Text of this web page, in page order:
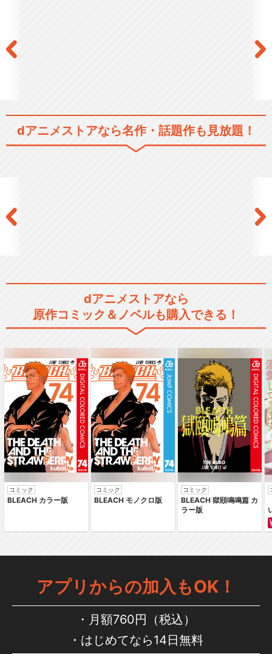
dアニメストアなら名作・話題作も見放題！
dアニメストアなら
原作コミック＆ノベルも購入できる！
コミック
BLEACH カラー版
コミック
BLEACH モノクロ版
コミック
BLEACH 獄頤鳴鳴篇 カ
ラー版
アプリからの加入もOK！
月額760円（税込）
はじめてなら14日無料